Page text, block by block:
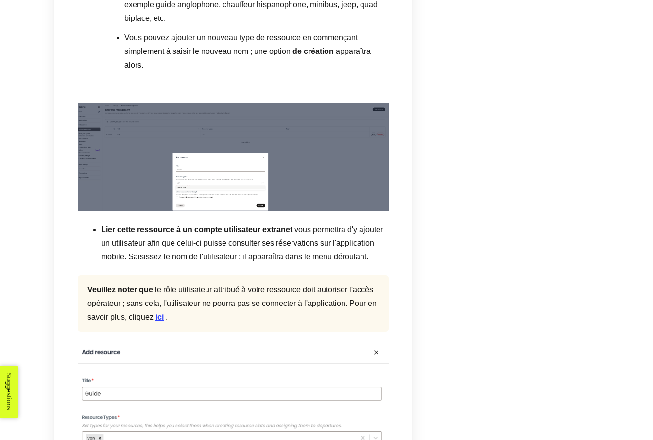
exemple guide anglophone, chauffeur hispanophone, minibus, jeep, quad
biplace, etc.
Vous pouvez ajouter un nouveau type de ressource en commençant
simplement à saisir le nouveau nom ; une option de création apparaîtra
alors.
Lier cette ressource à un compte utilisateur extranet vous permettra d'y ajouter
un utilisateur afin que celui-ci puisse consulter ses réservations sur l'application
mobile. Saisissez le nom de l'utilisateur ; il apparaîtra dans le menu déroulant.
Veuillez noter que le rôle utilisateur attribué à votre ressource doit autoriser l'accès
opérateur ; sans cela, l'utilisateur ne pourra pas se connecter à l'application. Pour en
savoir plus, cliquez ici .
Suggestions